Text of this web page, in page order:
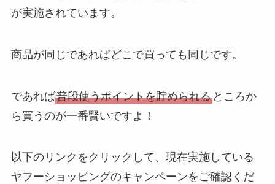
が実施されています。
商品が同じであればどこで買っても同じです。
であれば普段使うポイントを貯められるところか
ら買うのが一番賢いですよ！
以下のリンクをクリックして、現在実施している
ヤフーショッピングのキャンペーンをご確認くだ